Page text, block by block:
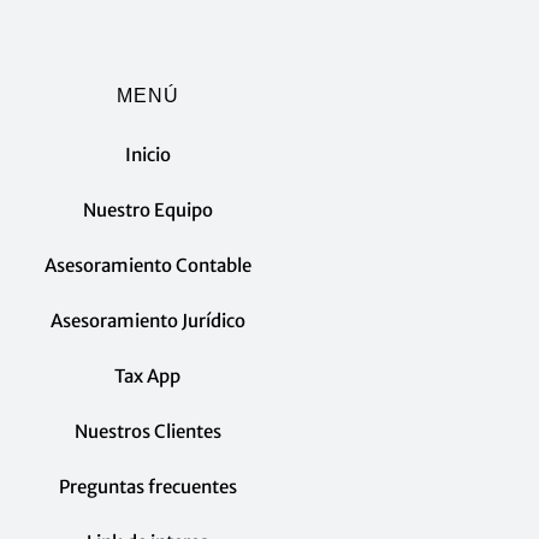
MENÚ
Inicio
Nuestro Equipo
Asesoramiento Contable
Asesoramiento Jurídico
Tax App
Nuestros Clientes
Preguntas frecuentes